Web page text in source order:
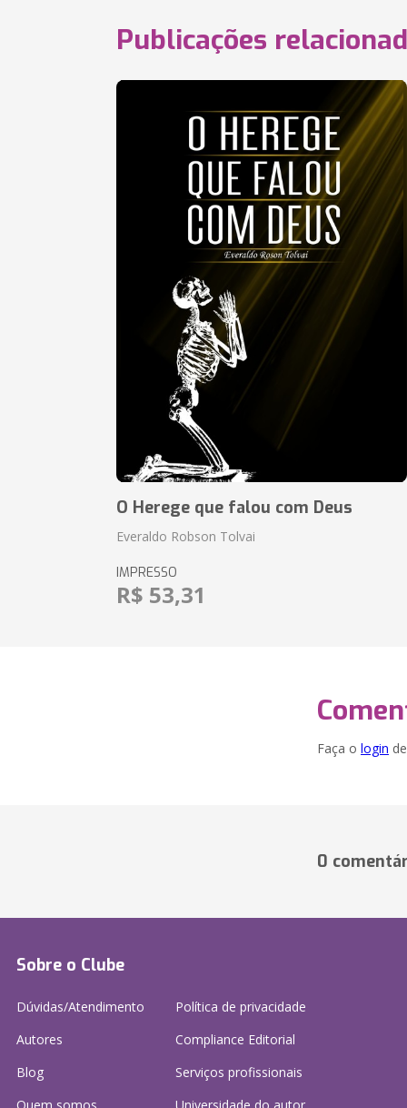
Publicações
O Herege que falou com Deus
Everaldo Robson Tolvai
IMPRESSO
R$ 53,31
Faça o login
0
Sobre o Clube
Dúvidas/Atendimento
Autores
Blog
Política de privacidade
Compliance Editorial
Serviços profissionais